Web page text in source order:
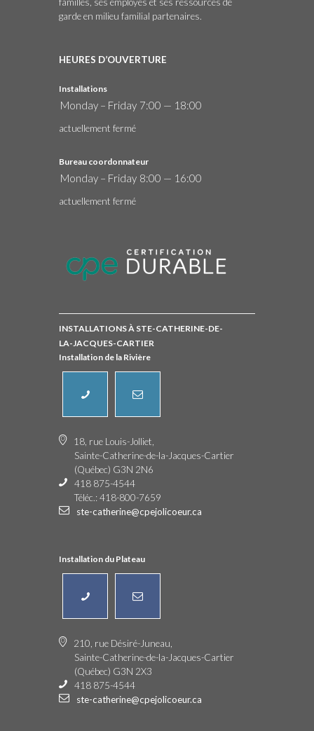
garde en milieu familial partenaires.
HEURES D’OUVERTURE
Installations
Monday – Friday 7:00 — 18:00
actuellement fermé
Bureau coordonnateur
Monday – Friday 8:00 — 16:00
actuellement fermé
INSTALLATIONS À STE-CATHERINE-DE-
LA-JACQUES-CARTIER
Installation de la Rivière
18, rue Louis-Jolliet,
Sainte-Catherine-de-la-Jacques-Cartier
(Québec) G3N 2N6
418 875-4544
Téléc.: 418-800-7659
ste-catherine@cpejolicoeur.ca
Installation du Plateau
210, rue Désiré-Juneau,
Sainte-Catherine-de-la-Jacques-Cartier
(Québec) G3N 2X3
418 875-4544
ste-catherine@cpejolicoeur.ca